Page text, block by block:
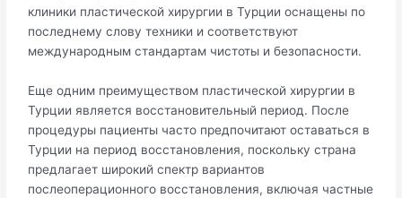
клиники пластической хирургии в Турции оснащены по
последнему слову техники и соответствуют
международным стандартам чистоты и безопасности.
Еще одним преимуществом пластической хирургии в
Турции является восстановительный период. После
процедуры пациенты часто предпочитают оставаться в
Турции на период восстановления, поскольку страна
предлагает широкий спектр вариантов
послеоперационного восстановления, включая частные